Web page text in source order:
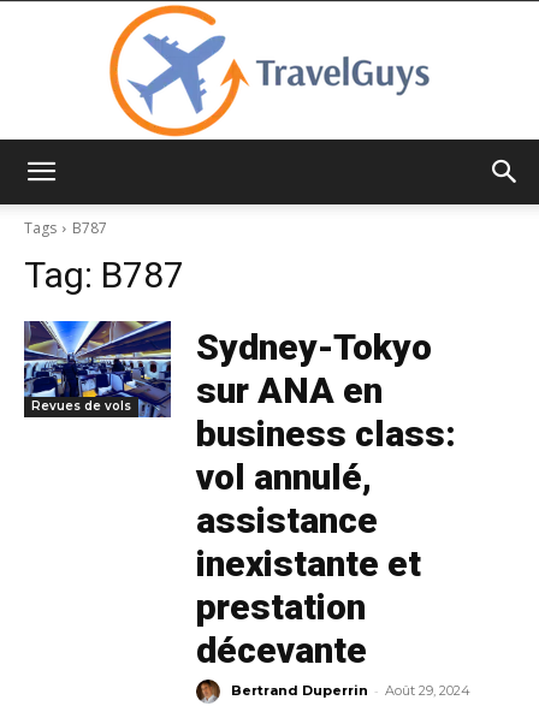
Tags
B787
Tag: B787
Revues de vols
Sydney-Tokyo
sur ANA en
business class:
vol annulé,
assistance
inexistante et
prestation
décevante
Bertrand Duperrin - Août 29, 2024